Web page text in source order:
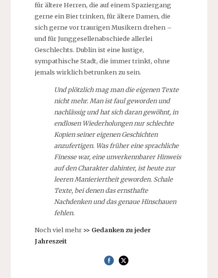
für ältere Herren, die auf einem Spaziergang
gerne ein Bier trinken, für ältere Damen, die
sich gerne vor traurigen Musikern drehen –
und für Junggesellenabschiede allerlei
Geschlechts. Dublin ist eine lustige,
sympathische Stadt, die immer trinkt, ohne
jemals wirklich betrunken zu sein.
Und plötzlich mag man die eigenen Texte
nicht mehr. Man ist faul geworden und
nachlässig und hat sich daran gewöhnt, in
endlosen Wiederholungen nur schlechte
Kopien seiner eigenen Geschichten
anzufertigen. Was früher eine sprachliche
Finesse war, eine unverkennbarer Hinweis
auf den Charakter dahinter, ist heute zur
leeren Manieriertheit geworden. Schale
Texte, bei denen das ernsthafte
Nachdenken und das genaue Hinschauen
fehlen.
Noch viel mehr >> Gedanken zu jeder
Jahreszeit